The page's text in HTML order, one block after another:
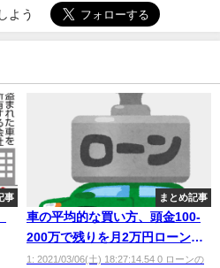
よう
事 まとめ記事
車の平均的な買い方、頭金100-
200万で残りを月2万円ローンで5
年払い
1: 2021/03/06(土) 18:27:14.54 0 ローンの